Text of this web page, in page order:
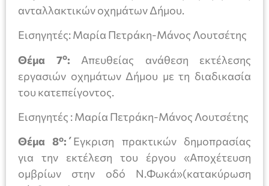
ανταλλακτικών οχημάτων Δήμου.
Εισηγητές: Μαρία Πετράκη-Μάνος Λουτσέτης
Θέμα 7ο: Απευθείας ανάθεση εκτέλεσης
εργασιών οχημάτων Δήμου με τη διαδικασία
του κατεπείγοντος.
Εισηγητές : Μαρία Πετράκη-Μάνος Λουτσέτης
Θέμα 8ο:΄Εγκριση πρακτικών δημοπρασίας
για την εκτέλεση του έργου «Αποχέτευση
ομβρίων στην οδό Ν.Φωκά»(κατακύρωση